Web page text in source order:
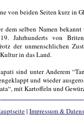
von beiden Seiten kurz in
dem selben Namen
Jahrhunderts von
der unmenschlichen
in das Land.
sind unter Anderem
und wieder
mit Kartoffeln und
| Impressum &